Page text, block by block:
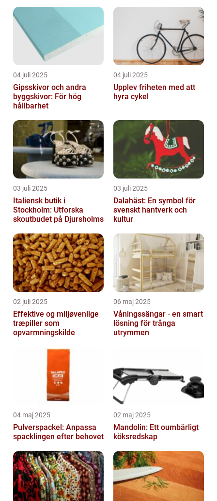
04 juli 2025
Gipsskivor och andra
byggskivor: För hög
hållbarhet
04 juli 2025
Upplev friheten med att
hyra cykel
03 juli 2025
Italiensk butik i
Stockholm: Utforska
skoutbudet på Djursholms
03 juli 2025
Dalahäst: En symbol för
svenskt hantverk och
kultur
02 juli 2025
Effektive og miljøvenlige
træpiller som
opvarmningskilde
06 maj 2025
Våningssängar - en smart
lösning för trånga
utrymmen
04 maj 2025
Pulverspackel: Anpassa
spacklingen efter behovet
02 maj 2025
Mandolin: Ett oumbärligt
köksredskap